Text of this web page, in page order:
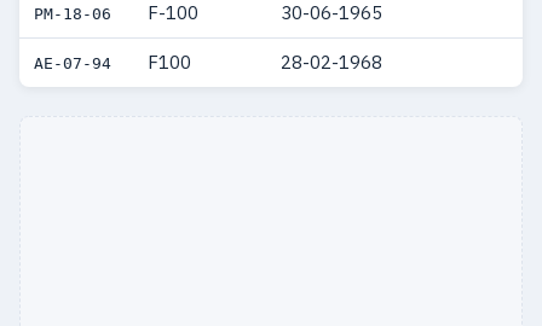
PM-18-06 F-100 30-06-1965
AE-07-94 F100 28-02-1968